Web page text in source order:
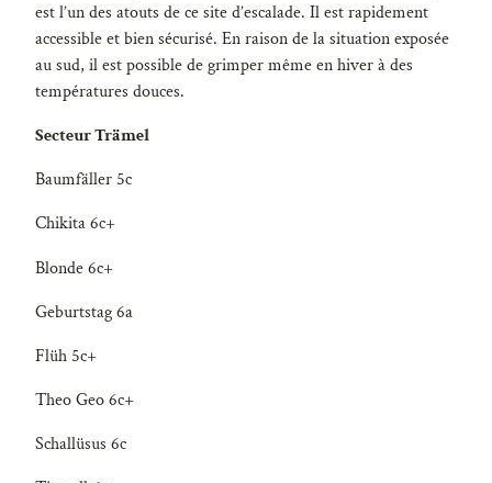
est l’un des atouts de ce site d’escalade. Il est rapidement
accessible et bien sécurisé. En raison de la situation exposée
au sud, il est possible de grimper même en hiver à des
températures douces.
Secteur Trämel
Baumfäller 5c
Chikita 6c+
Blonde 6c+
Geburtstag 6a
Flüh 5c+
Theo Geo 6c+
Schallüsus 6c